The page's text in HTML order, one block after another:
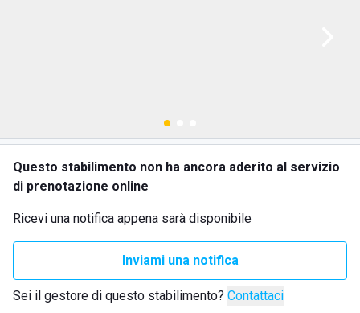
Questo stabilimento non ha ancora aderito al servizio
di prenotazione online
Ricevi una notifica appena sarà disponibile
Inviami una notifica
Sei il gestore di questo stabilimento? Contattaci